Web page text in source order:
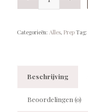
Categorieën: Alles, Prep Tag:
Beschrijving
Beoordelingen (0)